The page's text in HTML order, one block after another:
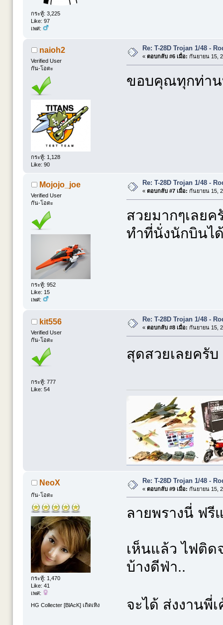
กระทู้: 3,225
Like: 97
เพศ:
naioh2
Verified User
กัน-โอตะ
กระทู้: 1,128
Like: 90
Re: T-28D Trojan 1/48 -
« ตอบกลับ #6 เมื่อ: กันยายน 15,
ขอบคุณทุกท่าน
Mojojo_joe
Verified User
กัน-โอตะ
กระทู้: 952
Like: 15
เพศ:
Re: T-28D Trojan 1/48 -
« ตอบกลับ #7 เมื่อ: กันยายน 15,
สวยมากๆเลยค
ทำที่นั่งนักบินไ
kit556
Verified User
กัน-โอตะ
กระทู้: 777
Like: 54
Re: T-28D Trojan 1/48 -
« ตอบกลับ #8 เมื่อ: กันยายน 15,
สุดสวยเลยครั
NeoX
กัน-โอตะ
กระทู้: 1,470
Like: 41
เพศ:
HG Collecter [BlAcK] เถิดเทิง
Re: T-28D Trojan 1/48 -
« ตอบกลับ #9 เมื่อ: กันยายน 15,
ลายพรางนี่ ฟรี
เห็นแล้ว ไฟติด
บ้างดีฟ่า..
จะได้ ส่งงานพี่